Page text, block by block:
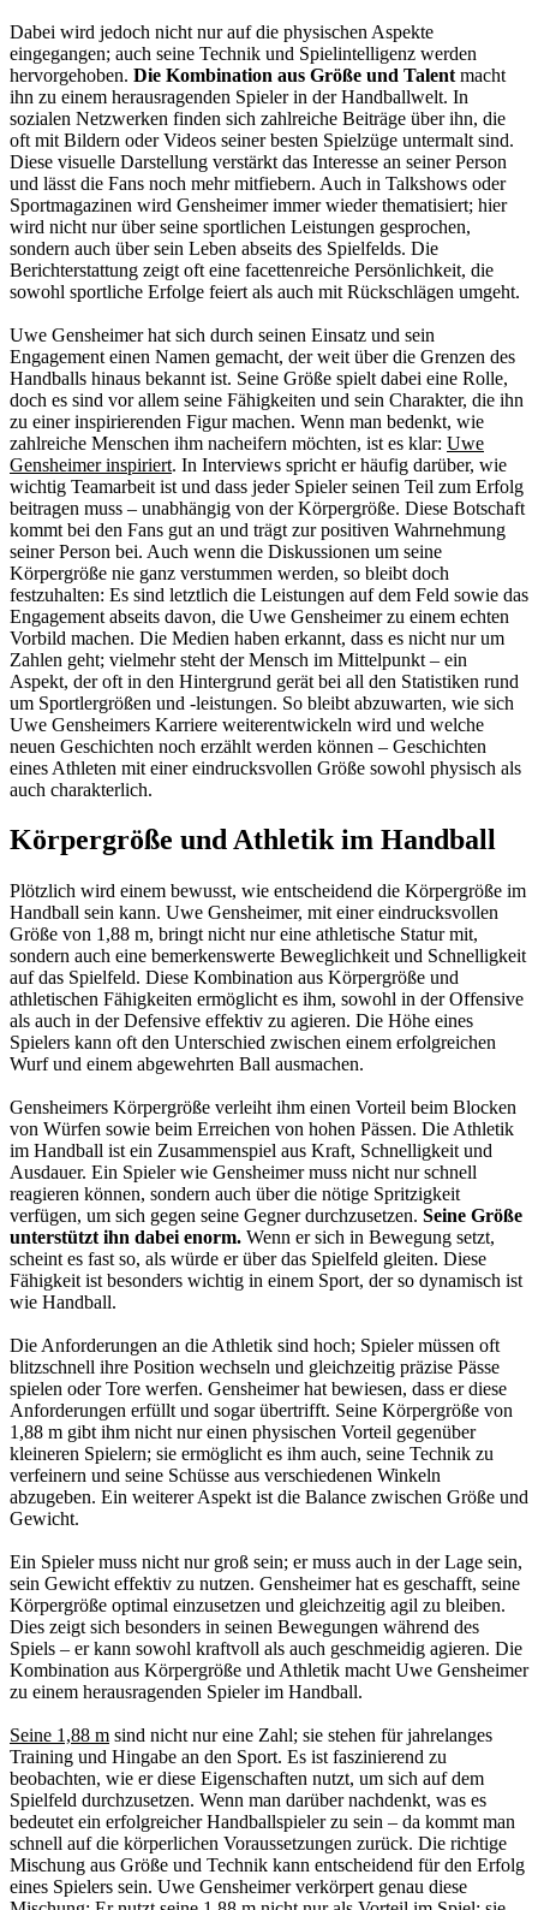
Dabei wird jedoch nicht nur auf die physischen Aspekte
eingegangen; auch seine Technik und Spielintelligenz werden
hervorgehoben. Die Kombination aus Größe und Talent macht
ihn zu einem herausragenden Spieler in der Handballwelt. In
sozialen Netzwerken finden sich zahlreiche Beiträge über ihn, die
oft mit Bildern oder Videos seiner besten Spielzüge untermalt sind.
Diese visuelle Darstellung verstärkt das Interesse an seiner Person
und lässt die Fans noch mehr mitfiebern. Auch in Talkshows oder
Sportmagazinen wird Gensheimer immer wieder thematisiert; hier
wird nicht nur über seine sportlichen Leistungen gesprochen,
sondern auch über sein Leben abseits des Spielfelds. Die
Berichterstattung zeigt oft eine facettenreiche Persönlichkeit, die
sowohl sportliche Erfolge feiert als auch mit Rückschlägen umgeht.
Uwe Gensheimer hat sich durch seinen Einsatz und sein
Engagement einen Namen gemacht, der weit über die Grenzen des
Handballs hinaus bekannt ist. Seine Größe spielt dabei eine Rolle,
doch es sind vor allem seine Fähigkeiten und sein Charakter, die ihn
zu einer inspirierenden Figur machen. Wenn man bedenkt, wie
zahlreiche Menschen ihm nacheifern möchten, ist es klar: Uwe
Gensheimer inspiriert. In Interviews spricht er häufig darüber, wie
wichtig Teamarbeit ist und dass jeder Spieler seinen Teil zum Erfolg
beitragen muss – unabhängig von der Körpergröße. Diese Botschaft
kommt bei den Fans gut an und trägt zur positiven Wahrnehmung
seiner Person bei. Auch wenn die Diskussionen um seine
Körpergröße nie ganz verstummen werden, so bleibt doch
festzuhalten: Es sind letztlich die Leistungen auf dem Feld sowie das
Engagement abseits davon, die Uwe Gensheimer zu einem echten
Vorbild machen. Die Medien haben erkannt, dass es nicht nur um
Zahlen geht; vielmehr steht der Mensch im Mittelpunkt – ein
Aspekt, der oft in den Hintergrund gerät bei all den Statistiken rund
um Sportlergrößen und -leistungen. So bleibt abzuwarten, wie sich
Uwe Gensheimers Karriere weiterentwickeln wird und welche
neuen Geschichten noch erzählt werden können – Geschichten
eines Athleten mit einer eindrucksvollen Größe sowohl physisch als
auch charakterlich.
Körpergröße und Athletik im Handball
Plötzlich wird einem bewusst, wie entscheidend die Körpergröße im
Handball sein kann. Uwe Gensheimer, mit einer eindrucksvollen
Größe von 1,88 m, bringt nicht nur eine athletische Statur mit,
sondern auch eine bemerkenswerte Beweglichkeit und Schnelligkeit
auf das Spielfeld. Diese Kombination aus Körpergröße und
athletischen Fähigkeiten ermöglicht es ihm, sowohl in der Offensive
als auch in der Defensive effektiv zu agieren. Die Höhe eines
Spielers kann oft den Unterschied zwischen einem erfolgreichen
Wurf und einem abgewehrten Ball ausmachen.
Gensheimers Körpergröße verleiht ihm einen Vorteil beim Blocken
von Würfen sowie beim Erreichen von hohen Pässen. Die Athletik
im Handball ist ein Zusammenspiel aus Kraft, Schnelligkeit und
Ausdauer. Ein Spieler wie Gensheimer muss nicht nur schnell
reagieren können, sondern auch über die nötige Spritzigkeit
verfügen, um sich gegen seine Gegner durchzusetzen. Seine Größe
unterstützt ihn dabei enorm. Wenn er sich in Bewegung setzt,
scheint es fast so, als würde er über das Spielfeld gleiten. Diese
Fähigkeit ist besonders wichtig in einem Sport, der so dynamisch ist
wie Handball.
Die Anforderungen an die Athletik sind hoch; Spieler müssen oft
blitzschnell ihre Position wechseln und gleichzeitig präzise Pässe
spielen oder Tore werfen. Gensheimer hat bewiesen, dass er diese
Anforderungen erfüllt und sogar übertrifft. Seine Körpergröße von
1,88 m gibt ihm nicht nur einen physischen Vorteil gegenüber
kleineren Spielern; sie ermöglicht es ihm auch, seine Technik zu
verfeinern und seine Schüsse aus verschiedenen Winkeln
abzugeben. Ein weiterer Aspekt ist die Balance zwischen Größe und
Gewicht.
Ein Spieler muss nicht nur groß sein; er muss auch in der Lage sein,
sein Gewicht effektiv zu nutzen. Gensheimer hat es geschafft, seine
Körpergröße optimal einzusetzen und gleichzeitig agil zu bleiben.
Dies zeigt sich besonders in seinen Bewegungen während des
Spiels – er kann sowohl kraftvoll als auch geschmeidig agieren. Die
Kombination aus Körpergröße und Athletik macht Uwe Gensheimer
zu einem herausragenden Spieler im Handball.
Seine 1,88 m sind nicht nur eine Zahl; sie stehen für jahrelanges
Training und Hingabe an den Sport. Es ist faszinierend zu
beobachten, wie er diese Eigenschaften nutzt, um sich auf dem
Spielfeld durchzusetzen. Wenn man darüber nachdenkt, was es
bedeutet ein erfolgreicher Handballspieler zu sein – da kommt man
schnell auf die körperlichen Voraussetzungen zurück. Die richtige
Mischung aus Größe und Technik kann entscheidend für den Erfolg
eines Spielers sein. Uwe Gensheimer verkörpert genau diese